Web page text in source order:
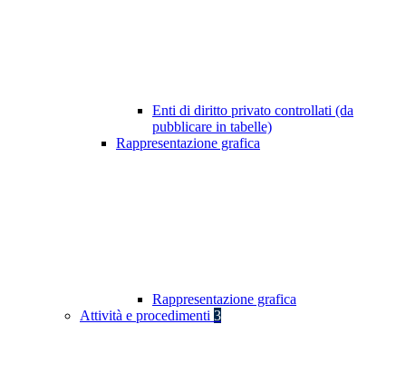
Enti di diritto privato controllati (da
pubblicare in tabelle)
Rappresentazione grafica
Rappresentazione grafica
Attività e procedimenti 3